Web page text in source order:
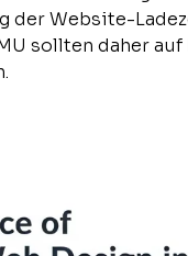
der Website-
sollten daher